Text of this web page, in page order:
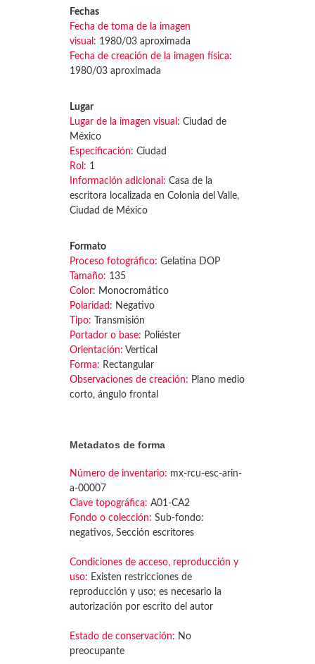
Fechas
Fecha de toma de la imagen
visual: 1980/03 aproximada
Fecha de creación de la imagen física:
1980/03 aproximada
Lugar
Lugar de la imagen visual: Ciudad de
México
Especificación: Ciudad
Rol: 1
Información adicional: Casa de la
escritora localizada en Colonia del Valle,
Ciudad de México
Formato
Proceso fotográfico: Gelatina DOP
Tamaño: 135
Color: Monocromático
Polaridad: Negativo
Tipo: Transmisión
Portador o base: Poliéster
Orientación: Vertical
Forma: Rectangular
Observaciones de creación: Plano medio
corto, ángulo frontal
Metadatos de forma
Número de inventario: mx-rcu-esc-arin-
a-00007
Clave topográfica: A01-CA2
Fondo o colección: Sub-fondo:
negativos, Sección escritores
Condiciones de acceso, reproducción y
uso: Existen restricciones de
reproducción y uso; es necesario la
autorización por escrito del autor
Estado de conservación: No
preocupante